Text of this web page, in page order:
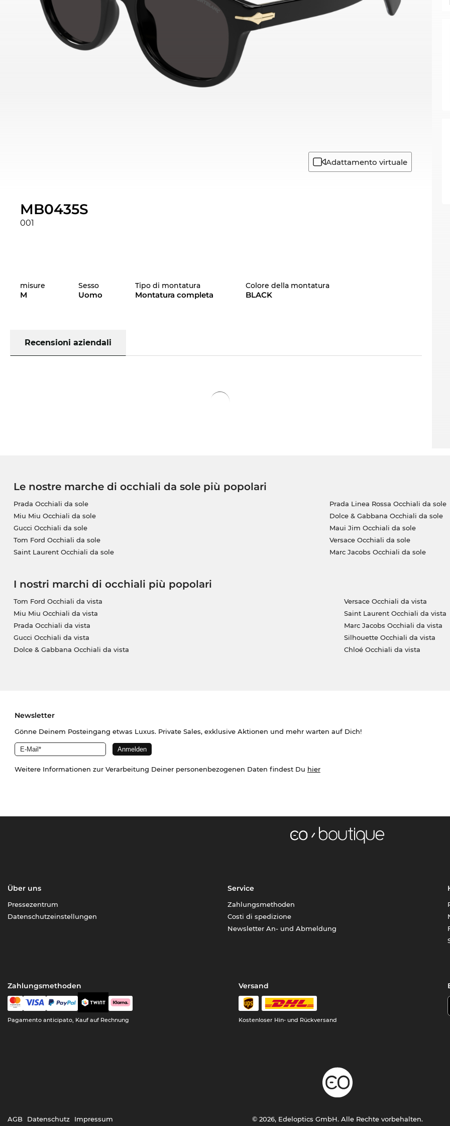
Adattamento virtuale
MB0435S
001
misure
M
Sesso
Uomo
Tipo di montatura
Montatura completa
Colore della montatura
BLACK
Recensioni aziendali
Le nostre marche di occhiali da sole più popolari
Prada Occhiali da sole
Miu Miu Occhiali da sole
Gucci Occhiali da sole
Tom Ford Occhiali da sole
Saint Laurent Occhiali da sole
Prada Linea Rossa Occhiali da sole
Dolce & Gabbana Occhiali da sole
Maui Jim Occhiali da sole
Versace Occhiali da sole
Marc Jacobs Occhiali da sole
I nostri marchi di occhiali più popolari
Tom Ford Occhiali da vista
Miu Miu Occhiali da vista
Prada Occhiali da vista
Gucci Occhiali da vista
Dolce & Gabbana Occhiali da vista
Versace Occhiali da vista
Saint Laurent Occhiali da vista
Marc Jacobs Occhiali da vista
Silhouette Occhiali da vista
Chloé Occhiali da vista
Newsletter
Gönne Deinem Posteingang etwas Luxus. Private Sales, exklusive Aktionen und mehr warten auf Dich!
Weitere Informationen zur Verarbeitung Deiner personenbezogenen Daten findest Du hier
Über uns
Pressezentrum
Datenschutzeinstellungen
Service
Zahlungsmethoden
Costi di spedizione
Newsletter An- und Abmeldung
Zahlungsmethoden
Pagamento anticipato, Kauf auf Rechnung
Versand
Kostenloser Hin- und Rückversand
AGB Datenschutz Impressum © 2026, Edeloptics GmbH. Alle Rechte vorbehalten.